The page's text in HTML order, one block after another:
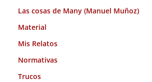
Las cosas de Many (Manuel Muñoz)
Material
Mis Relatos
Normativas
Trucos